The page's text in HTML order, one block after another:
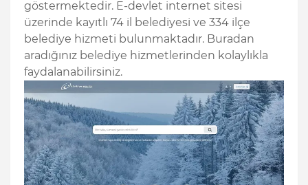
göstermektedir. E-devlet internet sitesi
üzerinde kayıtlı 74 il belediyesi ve 334 ilçe
belediye hizmeti bulunmaktadır. Buradan
aradığınız belediye hizmetlerinden kolaylıkla
faydalanabilirsiniz.